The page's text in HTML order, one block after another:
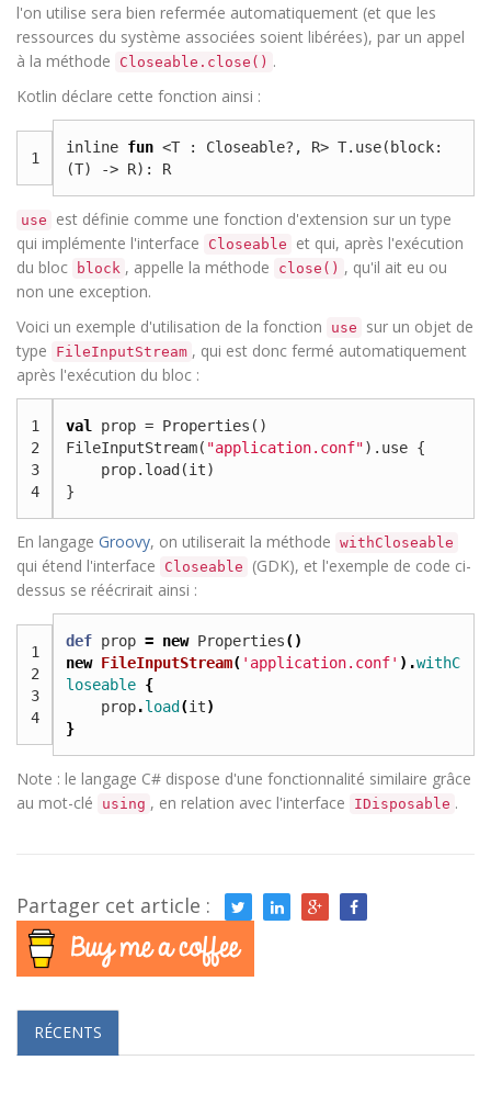
l'on utilise sera bien refermée automatiquement (et que les
ressources du système associées soient libérées), par un appel
à la méthode
Closeable.close() .
Kotlin déclare cette fonction ainsi :
1
inline fun <T : Closeable?, R> T. use( block:
(T) -> R): R
use
est définie comme une fonction d'extension sur un type
qui implémente l'interface
Closeable
et qui, après l'exécution
du bloc
block , appelle la méthode close() , qu'il ait eu ou
non une exception.
Voici un exemple d'utilisation de la fonction
use
sur un objet de
type
FileInputStream , qui est donc fermé automatiquement
après l'exécution du bloc :
1
2
3
4
val prop = Properties ()
FileInputStream( "application.conf"). use {
prop. load (it)
}
En langage Groovy, on utiliserait la méthode withCloseable
qui étend l'interface Closeable
(GDK), et l'exemple de code ci-
dessus se réécrirait ainsi :
1
2
3
4
def prop = new Properties()
new FileInputStream( 'application.conf' ).withC
loseable {
prop.load (it)
}
Note : le langage C# dispose d'une fonctionnalité similaire grâce
au mot-clé
using , en relation avec l'interface IDisposable .
Partager cet article :
RÉCENTS